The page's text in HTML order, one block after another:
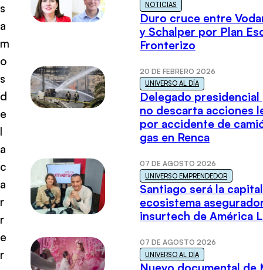
s
a
m
o
s
d
e
l
a
c
a
r
r
e
r
NOTICIAS
Duro cruce entre
y Schalper por Plan
Fronterizo
20 DE FEBRERO 2026
UNIVERSO AL DÍA
Delegado presidencial
no descarta acciones
por accidente de
gas en Renca
07 DE AGOSTO 2026
UNIVERSO EMPRENDEDOR
Santiago será la
ecosistema
insurtech de América
07 DE AGOSTO 2026
UNIVERSO AL DÍA